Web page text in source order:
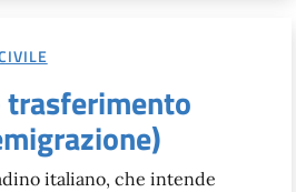
trasferimento
italiano, che intende